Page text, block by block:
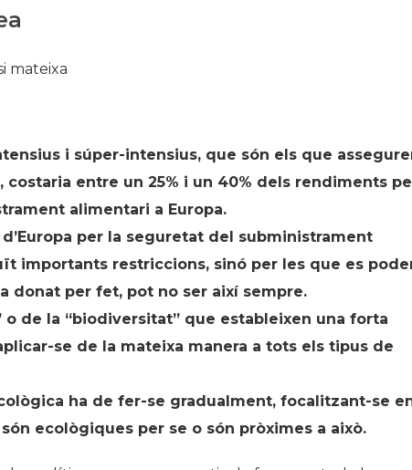
mateixa
i súper-intensius, que són els que
costaria entre un 25% i un 40% dels rendiments
alimentari a Europa.
per la seguretat del subministrament
importants restriccions, sinó per les que es
donat per fet, pot no ser així sempre.
o de la “biodiversitat” que estableixen una forta
se de la mateixa manera a tots els tipus de
ha de fer-se gradualment, focalitzant-se
ecològiques per se o són pròximes a això.